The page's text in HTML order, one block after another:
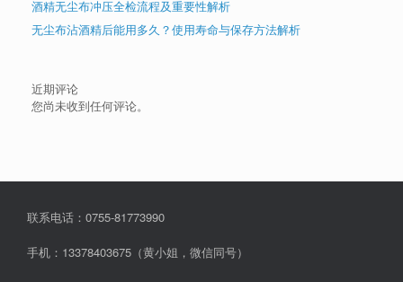
酒精无尘布冲压全检流程及重要性解析
无尘布沾酒精后能用多久？使用寿命与保存方法解析
近期评论
您尚未收到任何评论。
联系电话：0755-81773990
手机：13378403675（黄小姐，微信同号）